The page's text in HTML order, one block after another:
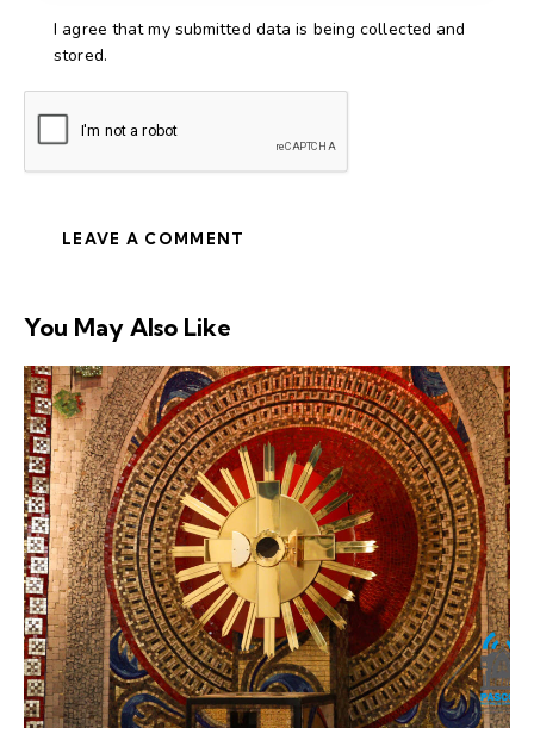
I agree that my submitted data is being collected and
stored.
You May Also Like